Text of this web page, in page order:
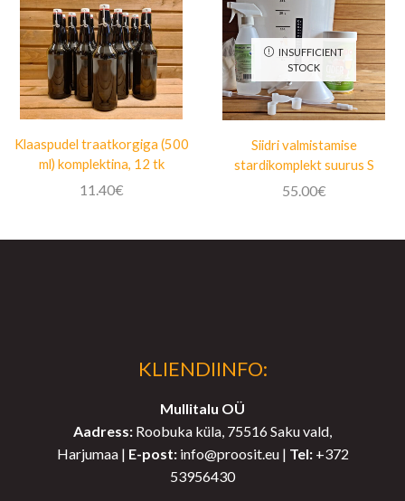
Klaaspudel traatkorgiga (500
ml) komplektina, 12 tk
11.40€
INSUFFICIENT
STOCK
Siidri valmistamise
stardikomplekt suurus S
55.00€
KLIENDIINFO:
Mullitalu OÜ
Aadress: Roobuka küla, 75516 Saku vald,
Harjumaa | E-post:info@proosit.eu | Tel:+372
53956430